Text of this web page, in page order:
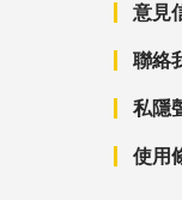
意見
聯絡
私隱
使用